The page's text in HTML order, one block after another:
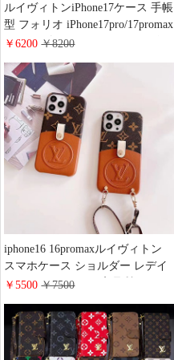
ルイヴィトンiPhone17ケース 手帳
型 フォリオ iPhone17pro/17promax
ケース ダミエ モノグラム レザー
手帳ケース 超薄 ビジネス風 メン
ズ レディース おしゃれ ブランド
iphone15/14/13手帳型スマホケース
お 揃い
￥6200￥8200
iphone16 16promaxルイヴィトン
スマホケース ショルダー レデイ
ース ソフトケース 高品質 LV
納 モノグラム ヴィトン
iphone14pro/13/12/11カバー 斜めが
け 大人可愛い
￥5500￥7500